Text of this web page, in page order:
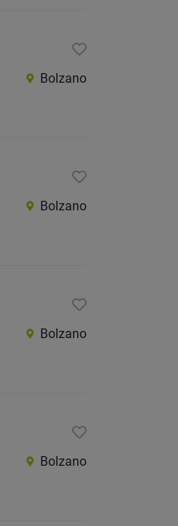
Bolzano
Bolzano
Bolzano
Bolzano